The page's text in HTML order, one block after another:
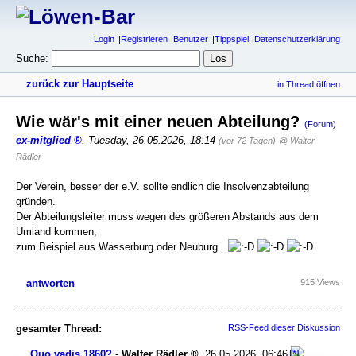
Login Registrieren Benutzer Tippspiel Datenschutzerklärung
Suche:
zurück zur Hauptseite in Thread öffnen
Wie wär's mit einer neuen Abteilung? (Forum)
ex-mitglied , Tuesday, 26.05.2026, 18:14 (vor 72 Tagen) @ Walter
Rädler
Der Verein, besser der e.V. sollte endlich die Insolvenzabteilung
gründen.
Der Abteilungsleiter muss wegen des größeren Abstands aus dem
Umland kommen,
zum Beispiel aus Wasserburg oder Neuburg…
antworten 915 Views
gesamter Thread: RSS-Feed dieser Diskussion